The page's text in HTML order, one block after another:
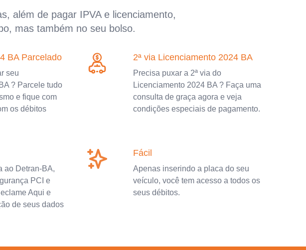
além de pagar IPVA e licenciamento,
mas também no seu bolso.
BA Parcelado
seu
? Parcele tudo
e fique com
os débitos
2ª via Licenciamento 2024 BA
Precisa puxar a 2ª via do
Licenciamento 2024 BA ? Faça uma
consulta de graça agora e veja
condições especiais de pagamento.
ao Detran-BA,
PCI e
Aqui e
de seus dados
Fácil
Apenas inserindo a placa do seu
veículo, você tem acesso a todos os
seus débitos.